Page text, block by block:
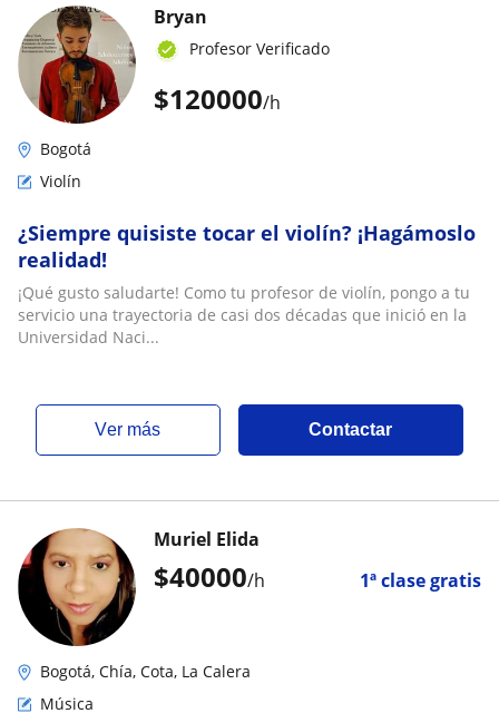
$120000/h
Bryan
Profesor Verificado
Bogotá
Violín
¿Siempre quisiste tocar el violín? ¡Hagámoslo
realidad!
¡Qué gusto saludarte! Como tu profesor de violín, pongo a tu
servicio una trayectoria de casi dos décadas que inició en la
Universidad Naci...
ver más Contactar
$40000/h 1ª clase gratis
Muriel Elida
Bogotá, Chía, Cota, La Calera
Música